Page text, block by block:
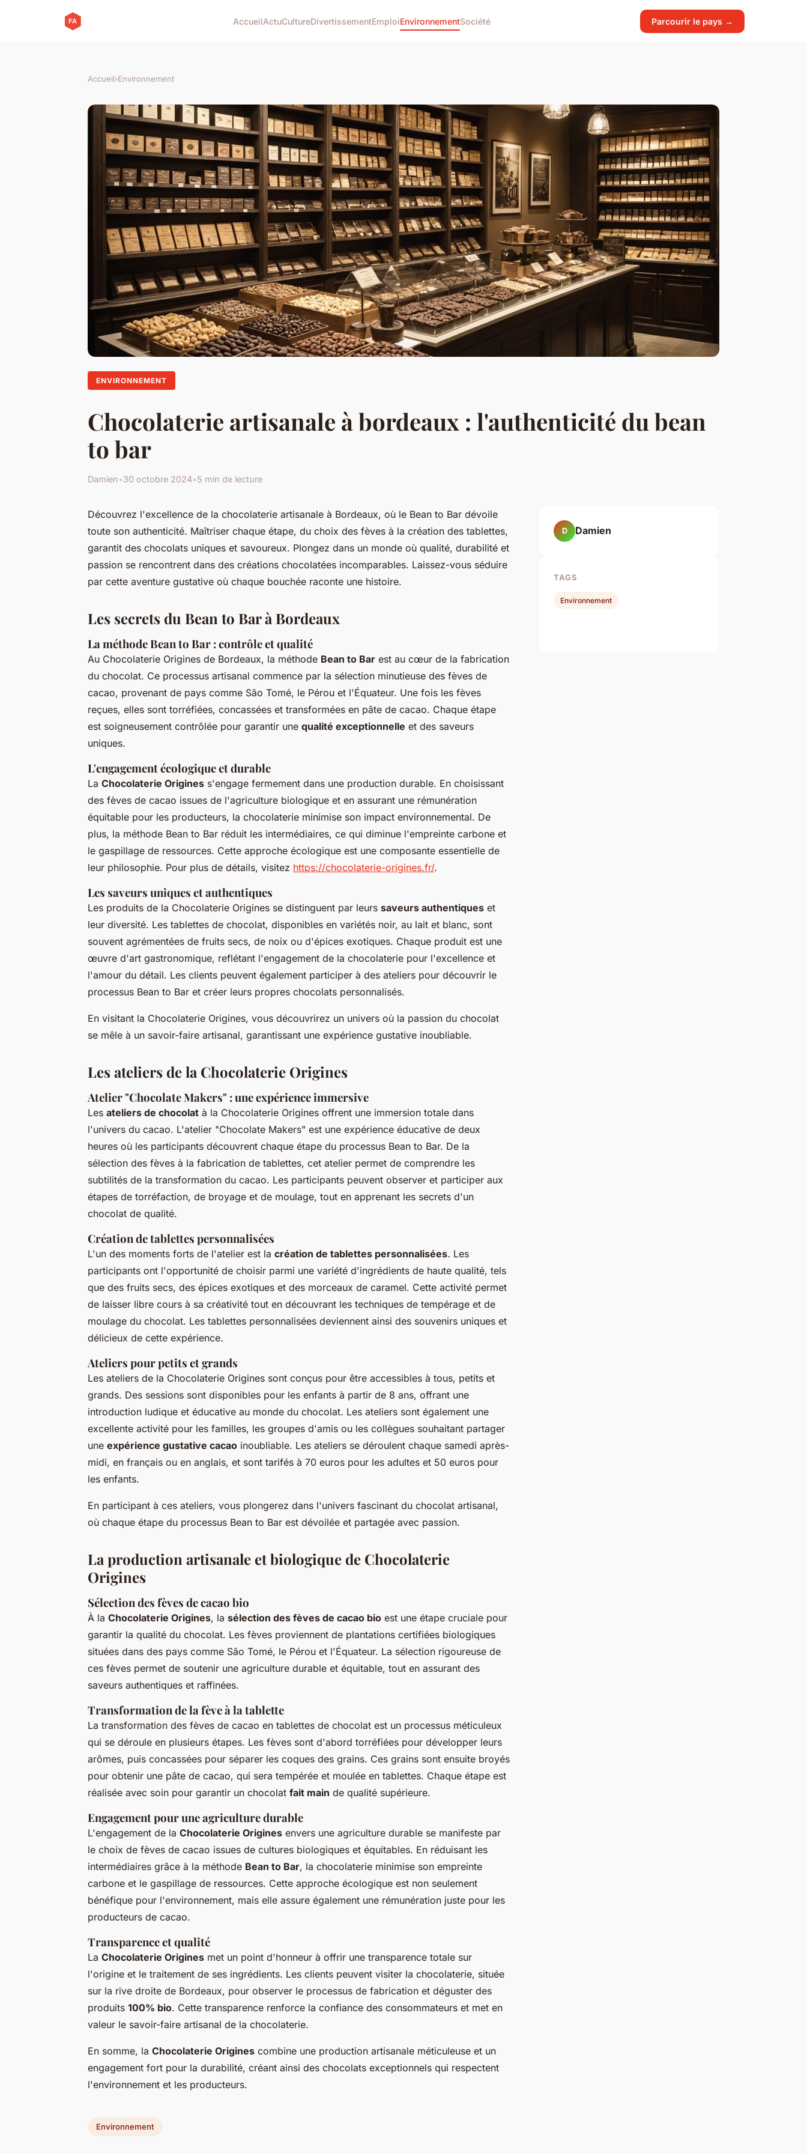
AccueilActuCultureDivertissementEmploiEnvironnementSociété Parcourir le pays →
Accueil›Environnement
ENVIRONNEMENT
Chocolaterie artisanale à bordeaux : l'authenticité du bean
to bar
Damien•30 octobre 2024•5 min de lecture
Découvrez l'excellence de la chocolaterie artisanale à Bordeaux, où le Bean to Bar dévoile
toute son authenticité. Maîtriser chaque étape, du choix des fèves à la création des tablettes,
garantit des chocolats uniques et savoureux. Plongez dans un monde où qualité, durabilité et
passion se rencontrent dans des créations chocolatées incomparables. Laissez-vous séduire
par cette aventure gustative où chaque bouchée raconte une histoire.
Les secrets du Bean to Bar à Bordeaux
La méthode Bean to Bar : contrôle et qualité
Au Chocolaterie Origines de Bordeaux, la méthode Bean to Bar est au cœur de la fabrication
du chocolat. Ce processus artisanal commence par la sélection minutieuse des fèves de
cacao, provenant de pays comme São Tomé, le Pérou et l'Équateur. Une fois les fèves
reçues, elles sont torréfiées, concassées et transformées en pâte de cacao. Chaque étape
est soigneusement contrôlée pour garantir une qualité exceptionnelle et des saveurs
uniques.
L'engagement écologique et durable
La Chocolaterie Origines s'engage fermement dans une production durable. En choisissant
des fèves de cacao issues de l'agriculture biologique et en assurant une rémunération
équitable pour les producteurs, la chocolaterie minimise son impact environnemental. De
plus, la méthode Bean to Bar réduit les intermédiaires, ce qui diminue l'empreinte carbone et
le gaspillage de ressources. Cette approche écologique est une composante essentielle de
leur philosophie. Pour plus de détails, visitez https://chocolaterie-origines.fr/.
Les saveurs uniques et authentiques
Les produits de la Chocolaterie Origines se distinguent par leurs saveurs authentiques et
leur diversité. Les tablettes de chocolat, disponibles en variétés noir, au lait et blanc, sont
souvent agrémentées de fruits secs, de noix ou d'épices exotiques. Chaque produit est une
œuvre d'art gastronomique, reflétant l'engagement de la chocolaterie pour l'excellence et
l'amour du détail. Les clients peuvent également participer à des ateliers pour découvrir le
processus Bean to Bar et créer leurs propres chocolats personnalisés.
En visitant la Chocolaterie Origines, vous découvrirez un univers où la passion du chocolat
se mêle à un savoir-faire artisanal, garantissant une expérience gustative inoubliable.
Les ateliers de la Chocolaterie Origines
Atelier "Chocolate Makers" : une expérience immersive
Les ateliers de chocolat à la Chocolaterie Origines offrent une immersion totale dans
l'univers du cacao. L'atelier "Chocolate Makers" est une expérience éducative de deux
heures où les participants découvrent chaque étape du processus Bean to Bar. De la
sélection des fèves à la fabrication de tablettes, cet atelier permet de comprendre les
subtilités de la transformation du cacao. Les participants peuvent observer et participer aux
étapes de torréfaction, de broyage et de moulage, tout en apprenant les secrets d'un
chocolat de qualité.
Création de tablettes personnalisées
L'un des moments forts de l'atelier est la création de tablettes personnalisées. Les
participants ont l'opportunité de choisir parmi une variété d'ingrédients de haute qualité, tels
que des fruits secs, des épices exotiques et des morceaux de caramel. Cette activité permet
de laisser libre cours à sa créativité tout en découvrant les techniques de tempérage et de
moulage du chocolat. Les tablettes personnalisées deviennent ainsi des souvenirs uniques et
délicieux de cette expérience.
Ateliers pour petits et grands
Les ateliers de la Chocolaterie Origines sont conçus pour être accessibles à tous, petits et
grands. Des sessions sont disponibles pour les enfants à partir de 8 ans, offrant une
introduction ludique et éducative au monde du chocolat. Les ateliers sont également une
excellente activité pour les familles, les groupes d'amis ou les collègues souhaitant partager
une expérience gustative cacao inoubliable. Les ateliers se déroulent chaque samedi après-
midi, en français ou en anglais, et sont tarifés à 70 euros pour les adultes et 50 euros pour
les enfants.
En participant à ces ateliers, vous plongerez dans l'univers fascinant du chocolat artisanal,
où chaque étape du processus Bean to Bar est dévoilée et partagée avec passion.
La production artisanale et biologique de Chocolaterie
Origines
Sélection des fèves de cacao bio
À la Chocolaterie Origines, la sélection des fèves de cacao bio est une étape cruciale pour
garantir la qualité du chocolat. Les fèves proviennent de plantations certifiées biologiques
situées dans des pays comme São Tomé, le Pérou et l'Équateur. La sélection rigoureuse de
ces fèves permet de soutenir une agriculture durable et équitable, tout en assurant des
saveurs authentiques et raffinées.
Transformation de la fève à la tablette
La transformation des fèves de cacao en tablettes de chocolat est un processus méticuleux
qui se déroule en plusieurs étapes. Les fèves sont d'abord torréfiées pour développer leurs
arômes, puis concassées pour séparer les coques des grains. Ces grains sont ensuite broyés
pour obtenir une pâte de cacao, qui sera tempérée et moulée en tablettes. Chaque étape est
réalisée avec soin pour garantir un chocolat fait main de qualité supérieure.
Engagement pour une agriculture durable
L'engagement de la Chocolaterie Origines envers une agriculture durable se manifeste par
le choix de fèves de cacao issues de cultures biologiques et équitables. En réduisant les
intermédiaires grâce à la méthode Bean to Bar, la chocolaterie minimise son empreinte
carbone et le gaspillage de ressources. Cette approche écologique est non seulement
bénéfique pour l'environnement, mais elle assure également une rémunération juste pour les
producteurs de cacao.
Transparence et qualité
La Chocolaterie Origines met un point d'honneur à offrir une transparence totale sur
l'origine et le traitement de ses ingrédients. Les clients peuvent visiter la chocolaterie, située
sur la rive droite de Bordeaux, pour observer le processus de fabrication et déguster des
produits 100% bio. Cette transparence renforce la confiance des consommateurs et met en
valeur le savoir-faire artisanal de la chocolaterie.
En somme, la Chocolaterie Origines combine une production artisanale méticuleuse et un
engagement fort pour la durabilité, créant ainsi des chocolats exceptionnels qui respectent
l'environnement et les producteurs.
Environnement
D Damien
TAGS
Environnement